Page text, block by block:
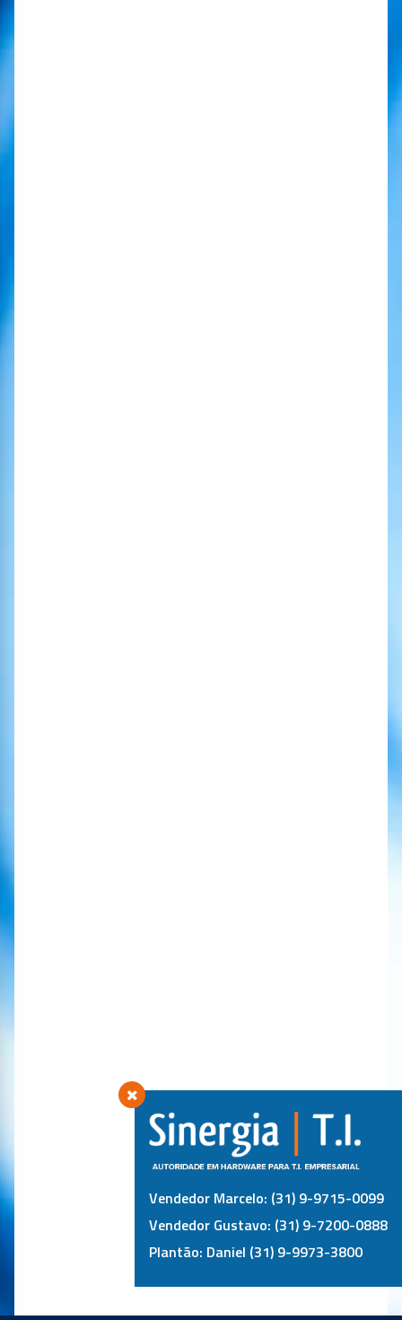
Vendedor Marcelo: (31) 9-9715-0099
Vendedor Gustavo: (31) 9-7200-0888
Plantão: Daniel (31) 9-9973-3800